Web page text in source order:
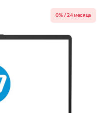
0% / 24 месяца